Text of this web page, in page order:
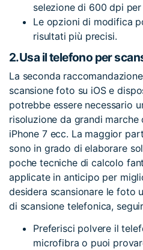
selezione di 600 dpi
Le opzioni di modifica
risultati più precisi.
2.Usa il telefono per
La seconda
scansione foto su iOS e
potrebbe essere necessario
risoluzione da grandi marche
iPhone 7 ecc. La maggior
sono in grado di elaborare
poche tecniche di calcolo
applicate in anticipo per
desidera scansionare le foto
di scansione telefonica,
Preferisci polvere il
microfibra o puoi